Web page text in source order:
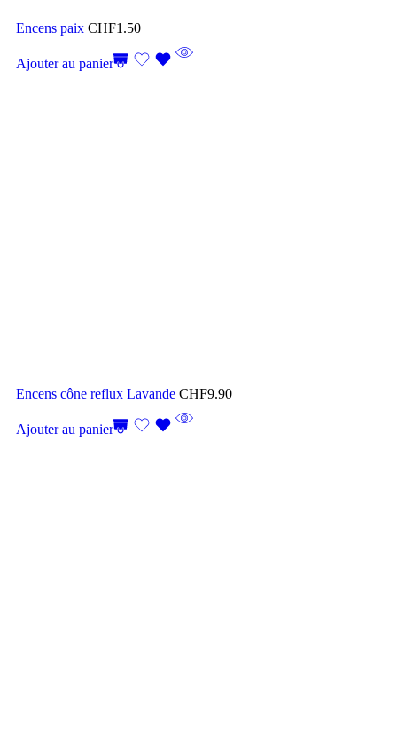
Encens paix CHF1.50
Ajouter au panier
Encens cône reflux Lavande CHF9.90
Ajouter au panier